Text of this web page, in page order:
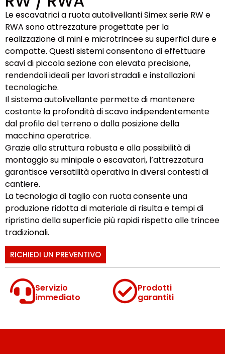
Le escavatrici a ruota autolivellanti Simex serie RW e
RWA sono attrezzature progettate per la
realizzazione di mini e microtrincee su superfici dure e
compatte. Questi sistemi consentono di effettuare
scavi di piccola sezione con elevata precisione,
rendendoli ideali per lavori stradali e installazioni
tecnologiche.
Il sistema autolivellante permette di mantenere
costante la profondità di scavo indipendentemente
dal profilo del terreno o dalla posizione della
macchina operatrice.
Grazie alla struttura robusta e alla possibilità di
montaggio su minipale o escavatori, l’attrezzatura
garantisce versatilità operativa in diversi contesti di
cantiere.
La tecnologia di taglio con ruota consente una
produzione ridotta di materiale di risulta e tempi di
ripristino della superficie più rapidi rispetto alle trincee
tradizionali.
RICHIEDI UN PREVENTIVO
Servizio
immediato
Prodotti
garantiti